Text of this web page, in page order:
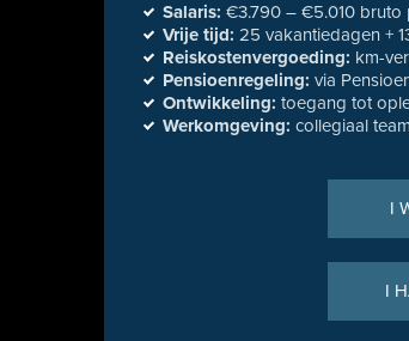
Salaris: €3.790 – €5.010 bruto
Vrije tijd: 25 vakantiedagen +
Reiskostenvergoeding: km-
Pensioenregeling: via
Ontwikkeling: toegang tot
Werkomgeving: collegiaal
I
I